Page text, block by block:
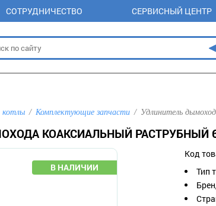
СОТРУДНИЧЕСТВО СЕРВИСНЫЙ ЦЕНТР
котлы Комплектующие запчасти Удлинитель
КОАКСИАЛЬНЫЙ РАСТРУБНЫЙ
Код
Тип